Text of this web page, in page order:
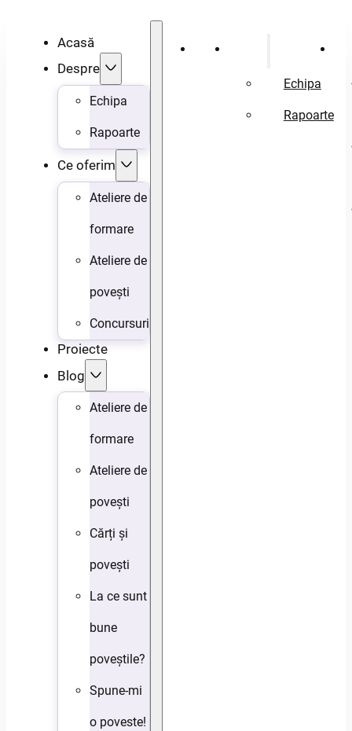
Acasă
Despre
Echipa
Rapoarte
Ce oferim
Ateliere de
formare
Ateliere de
povești
Concursuri
Proiecte
Blog
Ateliere de
formare
Ateliere de
povești
Cărți și
povești
La ce sunt
bune
poveștile?
Spune-mi
o poveste!
Acasă
Echipa
Rapoarte